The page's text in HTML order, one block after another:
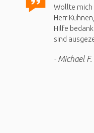
Wollte mich
Herr
Hilfe
sind
Michael F.